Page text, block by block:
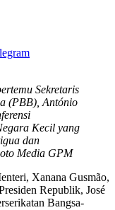
Sekretaris
(PBB), António
Kecil yang
dan
Media GPM
Xanana Gusmão,
Republik, José
Bangsa-